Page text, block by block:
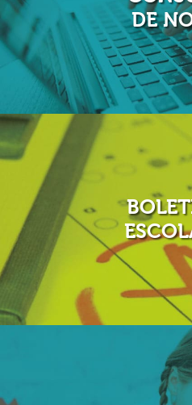
DE
Con ColWeb
ten a la mano
académicas. No mas
Ahora puedes tener tus
no pierdas mas tiempo